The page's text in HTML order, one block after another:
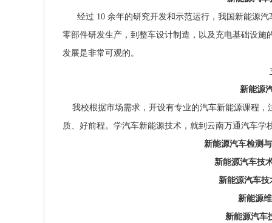
经过 10 余年的研究开发和示范运行，我国新能源汽
零部件研发生产，到整车设计制造，以及充电基础设
发展是非常可观的。
新能源
我校根据市场需求，开设有专业的汽车新能源课程，
质、好前程。学汽车新能源技术，就到云南万通汽车学
新能源汽车检测
新能源汽车技
新能源汽车技
新能源
新能源汽